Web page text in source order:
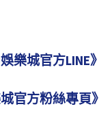
娛樂城官方LINE》
官方粉絲專頁》